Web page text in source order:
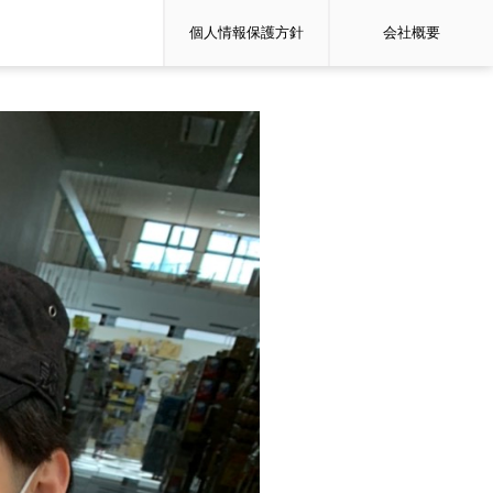
個人情報保護方針 会社概要